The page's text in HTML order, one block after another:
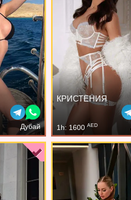
Дубай
КРИСТЕНИЯ
1h: 1600 AED